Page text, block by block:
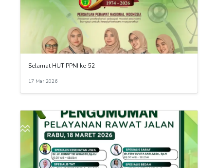
Selamat HUT PPNI ke-52
17 Mar 2026